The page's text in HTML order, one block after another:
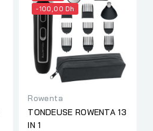
-100,00 Dh
Rowenta
TONDEUSE ROWENTA 13
IN 1